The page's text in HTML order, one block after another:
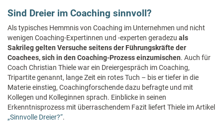
Sind Dreier im Coaching sinnvoll?
Als typisches Hemmnis von Coaching im Unternehmen und nicht
wenigen Coaching-Expertinnen und -experten geradezu als
Sakrileg gelten Versuche seitens der Führungskräfte der
Coachees, sich in den Coaching-Prozess einzumischen. Auch für
Coach Christian Thiele war ein Dreiergespräch im Coaching,
Tripartite genannt, lange Zeit ein rotes Tuch – bis er tiefer in die
Materie einstieg, Coachingforschende dazu befragte und mit
Kollegen und Kolleginnen sprach. Einblicke in seinen
Erkenntnisprozess mit überraschendem Fazit liefert Thiele im Artikel
„Sinnvolle Dreier?“.